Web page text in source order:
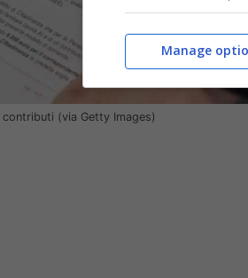
(via Getty Images)
Manage